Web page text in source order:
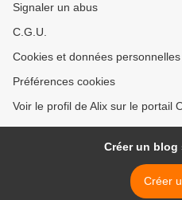
Signaler un abus
C.G.U.
Cookies et données personnelles
Préférences cookies
Voir le profil de Alix sur le portail
Créer un blog
Créer